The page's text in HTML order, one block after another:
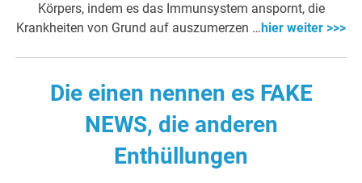
Körpers, indem es das Immunsystem anspornt, die
Krankheiten von Grund auf auszumerzen … hier weiter >>>
Die einen nennen es FAKE
NEWS, die anderen
Enthüllungen